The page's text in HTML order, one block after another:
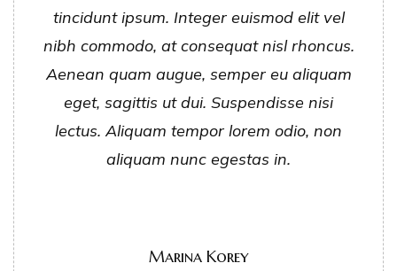
tincidunt ipsum. Integer euismod elit vel
nibh commodo, at consequat nisl rhoncus.
Aenean quam augue, semper eu aliquam
eget, sagittis ut dui. Suspendisse nisi
lectus. Aliquam tempor lorem odio, non
aliquam nunc egestas in.
Marina Korey